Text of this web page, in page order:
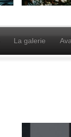
La galerie